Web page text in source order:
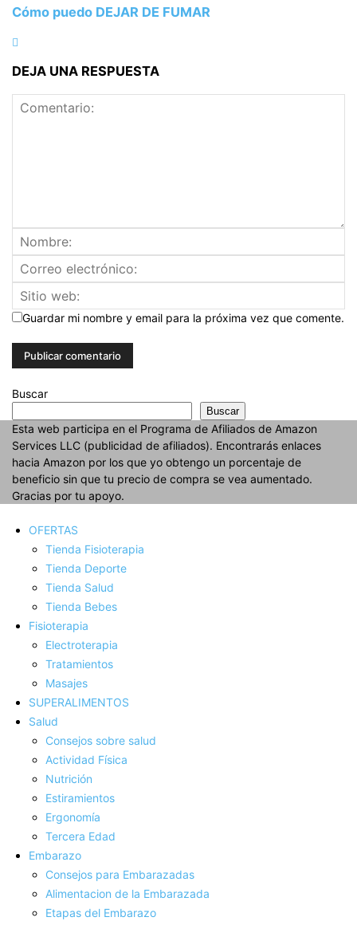
Cómo puedo DEJAR DE FUMAR
DEJA UNA RESPUESTA
Guardar mi nombre y email para la próxima vez que comente.
Buscar
Buscar
Esta web participa en el Programa de Afiliados de Amazon
Services LLC (publicidad de afiliados). Encontrarás enlaces
hacia Amazon por los que yo obtengo un porcentaje de
beneficio sin que tu precio de compra se vea aumentado.
Gracias por tu apoyo.
OFERTAS
Tienda Fisioterapia
Tienda Deporte
Tienda Salud
Tienda Bebes
Fisioterapia
Electroterapia
Tratamientos
Masajes
SUPERALIMENTOS
Salud
Consejos sobre salud
Actividad Fí­sica
Nutrición
Estiramientos
Ergonomí­a
Tercera Edad
Embarazo
Consejos para Embarazadas
Alimentacion de la Embarazada
Etapas del Embarazo